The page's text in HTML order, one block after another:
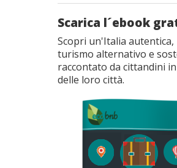
Scarica l´ebook
Scopri un'Italia autentica,
turismo alternativo e
raccontato da cittandini
delle loro città.